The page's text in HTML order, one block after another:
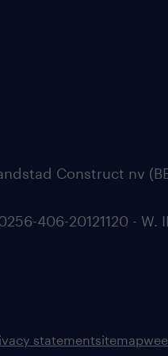
Construct nv
406-20121120 - W.
statementsitemap